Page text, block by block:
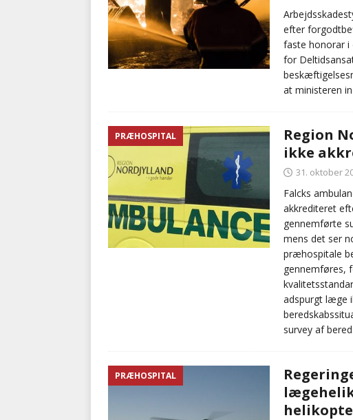
[ 7. august 2026 ]
AUTOHJÆLP
efter
faste honorar i
for
at ministeren
PRÆHOSPITAL
Region
ikke
31. oktober
Falcks
akkrediteret
gennemførte
mens det ser
præhospitale
gennemføres,
adspurgt læge
survey af
PRÆHOSPITAL